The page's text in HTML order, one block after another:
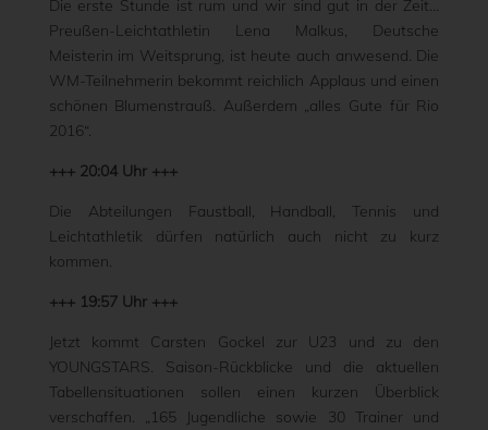
Die erste Stunde ist rum und wir sind gut in der Zeit…
Preußen-Leichtathletin Lena Malkus, Deutsche
Meisterin im Weitsprung, ist heute auch anwesend. Die
WM-Teilnehmerin bekommt reichlich Applaus und einen
schönen Blumenstrauß. Außerdem „alles Gute für Rio
2016“.
+++ 20:04 Uhr +++
Die Abteilungen Faustball, Handball, Tennis und
Leichtathletik dürfen natürlich auch nicht zu kurz
kommen.
+++ 19:57 Uhr +++
Jetzt kommt Carsten Gockel zur U23 und zu den
YOUNGSTARS. Saison-Rückblicke und die aktuellen
Tabellensituationen sollen einen kurzen Überblick
verschaffen. „165 Jugendliche sowie 30 Trainer und